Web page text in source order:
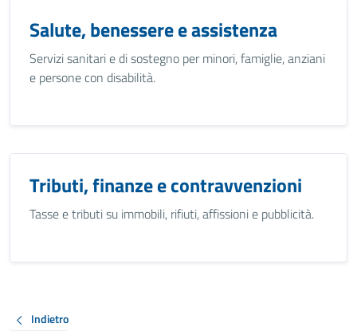
Salute, benessere e assistenza
Servizi sanitari e di sostegno per minori, famiglie, anziani
e persone con disabilità.
Tributi, finanze e contravvenzioni
Tasse e tributi su immobili, rifiuti, affissioni e pubblicità.
Indietro